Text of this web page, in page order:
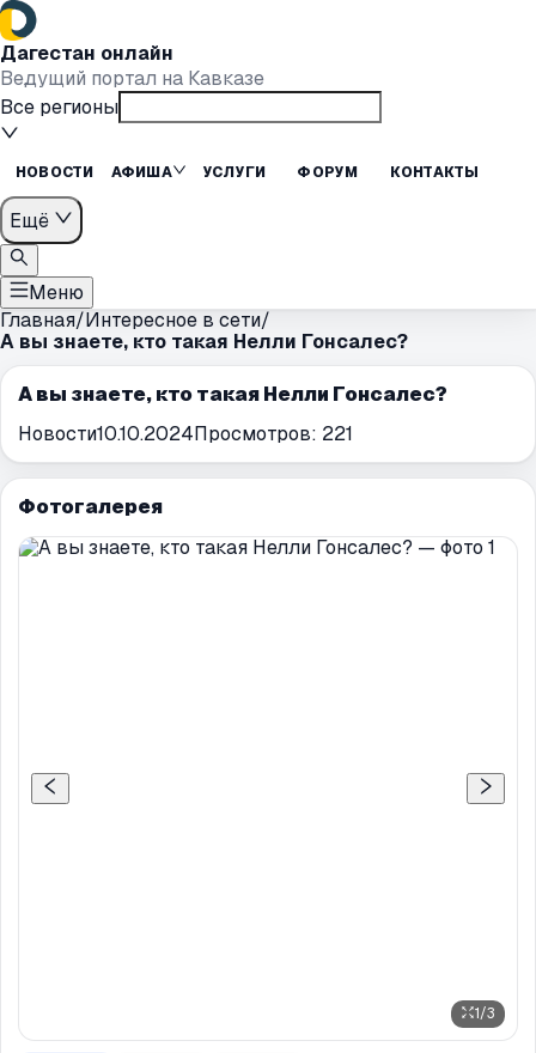
Дагестан онлайн
Ведущий портал на Кавказе
Все регионы
НОВОСТИ АФИША УСЛУГИ ФОРУМ КОНТАКТЫ
Ещё
Меню
Главная/Интересное в сети/
А вы знаете, кто такая Нелли Гонсалес?
А вы знаете, кто такая Нелли Гонсалес?
Новости10.10.2024Просмотров: 221
Фотогалерея
1/3